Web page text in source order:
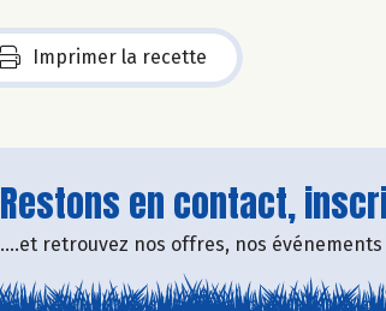
Imprimer la recette
Restons en contact,
....et retrouvez nos offres, nos